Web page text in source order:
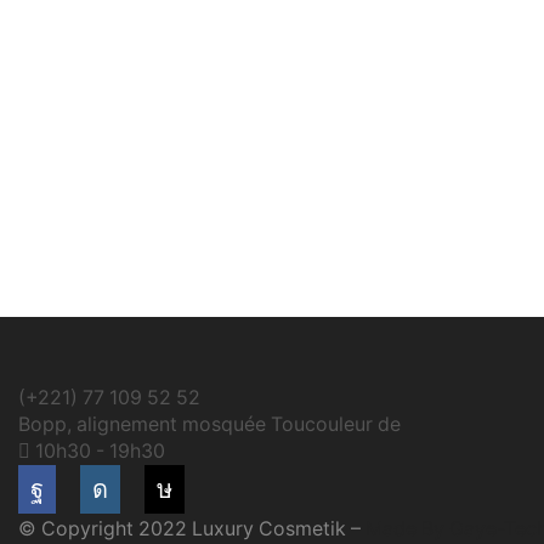
(+221) 77 109 52 52
Bopp, alignement mosquée Toucouleur de
10h30 - 19h30
FacebookInstagram
Tik-
© Copyright 2022 Luxury Cosmetik –